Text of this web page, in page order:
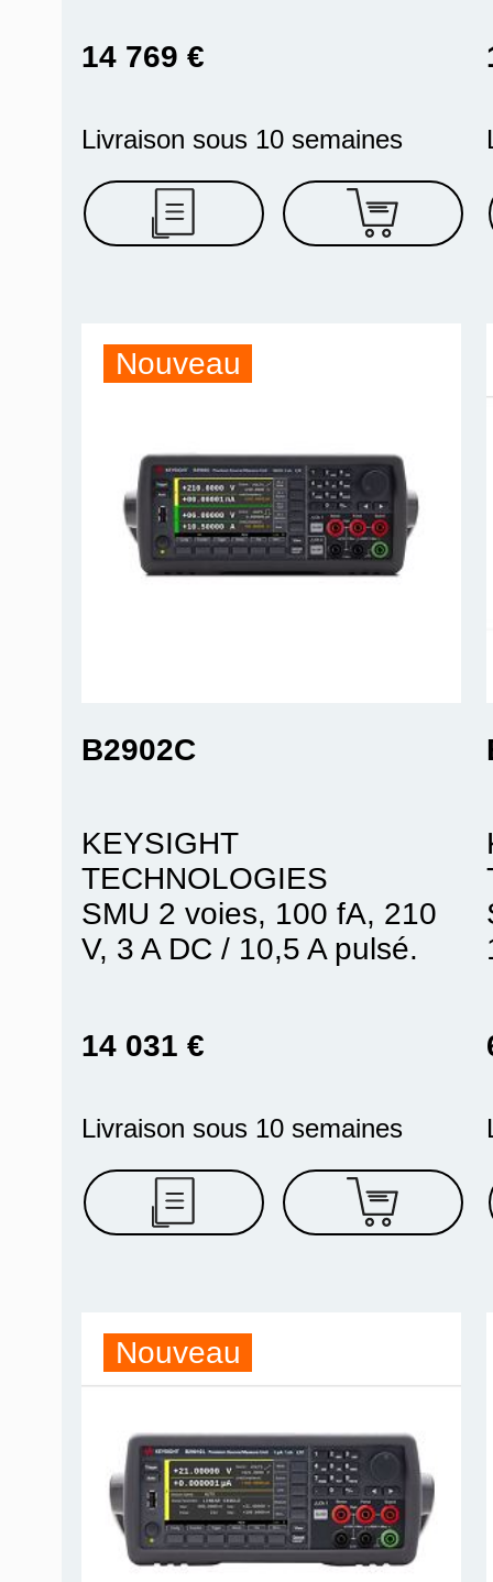
14 769 €
Livraison sous 10 semaines
B2902C
KEYSIGHT
TECHNOLOGIES
SMU 2 voies, 100 fA, 210
V, 3 A DC / 10,5 A pulsé.
14 031 €
Livraison sous 10 semaines
Nouveau
Nouveau